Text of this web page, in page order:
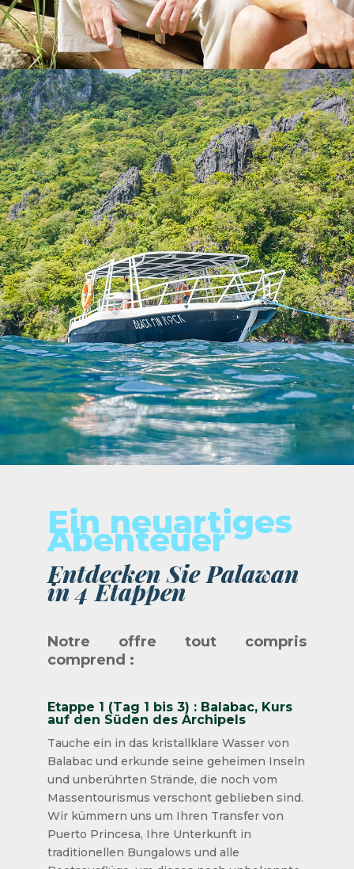
Ein neuartiges
Abenteuer
Entdecken Sie Palawan
in 4 Etappen
Notre offre tout compris
comprend :
Etappe 1 (Tag 1 bis 3) : Balabac, Kurs
auf den Süden des Archipels
Tauche ein in das kristallklare Wasser von
Balabac und erkunde seine geheimen Inseln
und unberührten Strände, die noch vom
Massentourismus verschont geblieben sind.
Wir kümmern uns um Ihren Transfer von
Puerto Princesa, Ihre Unterkunft in
traditionellen Bungalows und alle